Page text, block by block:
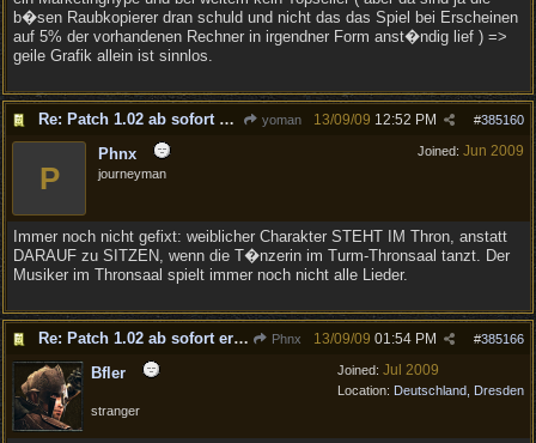
b�sen Raubkopierer dran schuld und nicht das das Spiel bei Erscheinen
auf 5% der vorhandenen Rechner in irgendner Form anst�ndig lief ) =>
geile Grafik allein ist sinnlos.
Re: Patch 1.02 ab sofort erh�ltlich! yoman #385160
13/09/09 12:52 PM
Joined: Jun 2009
P
Phnx
journeyman
Immer noch nicht gefixt: weiblicher Charakter STEHT IM Thron, anstatt
DARAUF zu SITZEN, wenn die T�nzerin im Turm-Thronsaal tanzt. Der
Musiker im Thronsaal spielt immer noch nicht alle Lieder.
Re: Patch 1.02 ab sofort erh�ltlich! Phnx #385166
13/09/09 01:54 PM
Joined: Jul 2009
Location: Deutschland, Dresden
Bfler
stranger